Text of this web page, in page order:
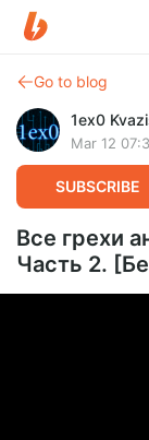
Go to blog
1ex0
Mar 12
SUBSCRIBE
Все грехи
Часть 2.